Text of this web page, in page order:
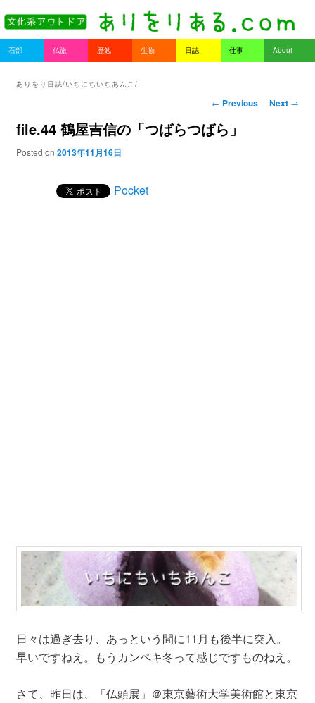
Main menu
Skip to primary content
Skip to secondary content
石部 仏旅 歴勉 生物 日誌 仕事 About
ありをり日誌/いちにちいちあんこ/
Post navigation
← Previous Next →
file.44 鶴屋吉信の「つばらつばら」
Posted on 2013年11月16日
Pocket
日々は過ぎ去り、あっという間に11月も後半に突入。
早いですねえ。もうカンペキ冬って感じですものねえ。
さて、昨日は、「仏頭展」＠東京藝術大学美術館と東京